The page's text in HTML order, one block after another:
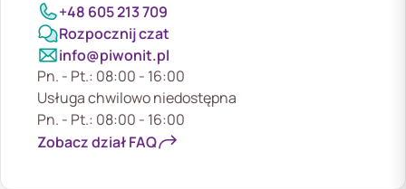
+48 605 213 709
Rozpocznij czat
info@piwonit.pl
Pn. - Pt.: 08:00 - 16:00
Usługa chwilowo niedostępna
Pn. - Pt.: 08:00 - 16:00
Zobacz dział FAQ